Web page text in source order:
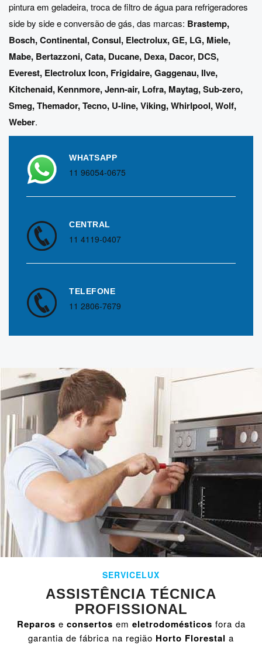
pintura em geladeira, troca de filtro de água para refrigeradores
side by side e conversão de gás, das marcas: Brastemp,
Bosch,Continental,Consul, Electrolux,GE, LG, Miele,
Mabe, Bertazzoni,Cata, Ducane, Dexa, Dacor, DCS,
Everest, Electrolux Icon, Frigidaire,Gaggenau, Ilve,
Kitchenaid, Kennmore,Jenn-air, Lofra, Maytag,Sub-zero,
Smeg,Themador,Tecno, U-line,Viking,Whirlpool,Wolf,
Weber.
WHATSAPP
11 96054-0675
CENTRAL
11 4119-0407
TELEFONE
11 2806-7679
SERVICELUX
ASSISTÊNCIA TÉCNICA
PROFISSIONAL
Reparos e consertos em eletrodomésticos fora da
garantia de fábrica na região Horto Florestal a